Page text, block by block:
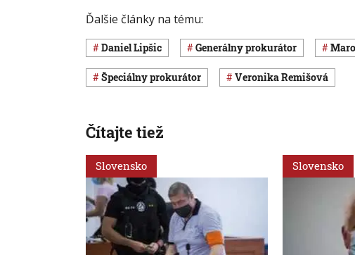
Ďalšie články na tému:
Daniel Lipšic generálny prokurátor
špeciálny prokurátor Veronika Remišová
Čítajte tiež
Slovensko Slovensko